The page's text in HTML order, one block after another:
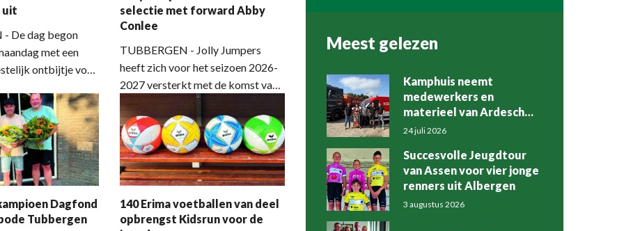
belooft het
plezier en
te worden.
uit
- De dag begon
met een
ontbijtje voor
voelde zich
jarig en dat
de bedoeling,
maar liefst 100
op deze
Anko Postma om
te brengen en een
selectie met forward Abby
Conlee
TUBBERGEN - Jolly Jumpers
heeft zich voor het seizoen 2026-
2027 versterkt met de komst van
forward Abby Conlee. De
Amerikaans Canadese speelster
sluit aan bij de selectie van
hoofdcoach Anne van Dijk en
krijgt binnen de club een
bijzondere dubbelrol. Naast haar
bijdrage aan Dames 1 zal zij zich
actief inzetten voor de
Dagfond
Tubbergen
140 Erima voetballen van deel
opbrengst Kidsrun voor de
Meest gelezen
Kamphuis neemt
medewerkers en
materieel van Ardesch
over
24 juli 2026
Succesvolle Jeugdtour
van Assen voor vier jonge
renners uit Albergen
3 augustus 2026